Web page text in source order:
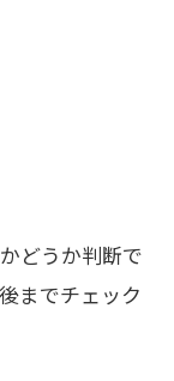
どうか判断で
までチェック